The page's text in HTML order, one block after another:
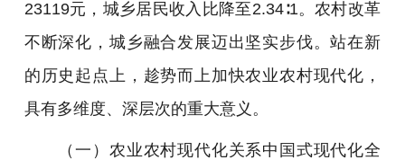
23119元，城乡居民收入比降至2.34∶1。农村改革
不断深化，城乡融合发展迈出坚实步伐。站在新
的历史起点上，趁势而上加快农业农村现代化，
具有多维度、深层次的重大意义。
（一）农业农村现代化关系中国式现代化全